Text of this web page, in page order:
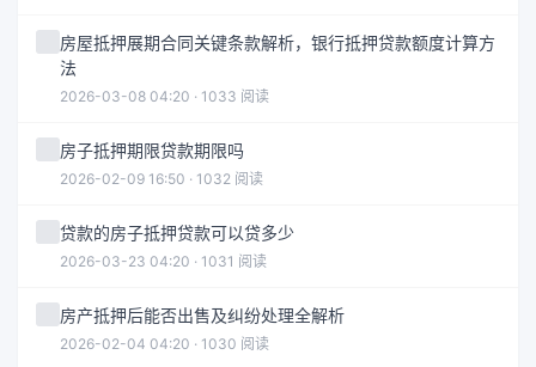
房屋抵押展期合同关键条款解析，银行抵押贷款额度计算方
法
2026-03-08 04:20 · 1033 阅读
房子抵押期限贷款期限吗
2026-02-09 16:50 · 1032 阅读
贷款的房子抵押贷款可以贷多少
2026-03-23 04:20 · 1031 阅读
房产抵押后能否出售及纠纷处理全解析
2026-02-04 04:20 · 1030 阅读